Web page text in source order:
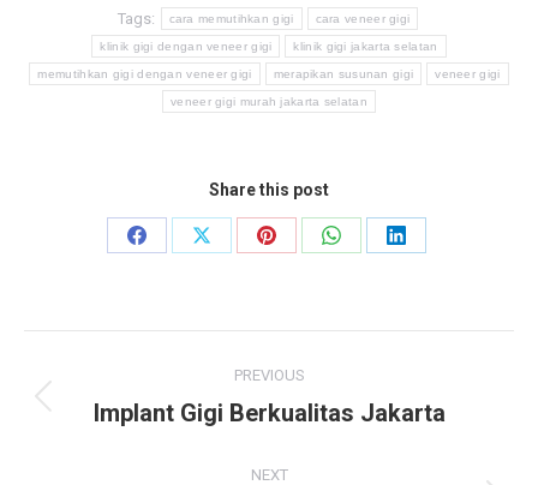
Tags: cara memutihkan gigi cara veneer gigi
klinik gigi dengan veneer gigi klinik gigi jakarta selatan
memutihkan gigi dengan veneer gigi merapikan susunan gigi veneer gigi
veneer gigi murah jakarta selatan
Share this post
Share
Share
Share
Share
Share
navigation
PREVIOUS
Previous
Implant Gigi Berkualitas Jakarta
NEXT